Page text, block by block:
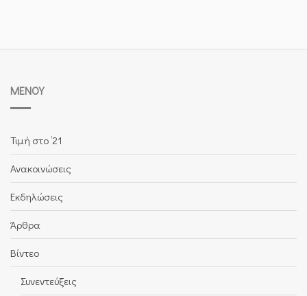
ΜΕΝΟΎ
Τιμή στο ’21
Ανακοινώσεις
Εκδηλώσεις
Άρθρα
Βίντεο
Συνεντεύξεις